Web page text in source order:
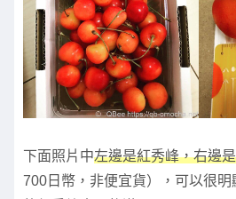
下面照片中左邊是紅秀峰，右邊
700日幣，非便宜貨），可以很